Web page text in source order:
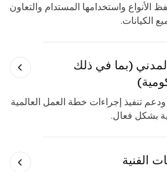
الأنواع واستخدامها المستدام والتعاون
الكيانات.
(بما في ذلك
ودعم تنفيذ إجراءات خطة العمل العالمية
بشكل فعال.
الفنية